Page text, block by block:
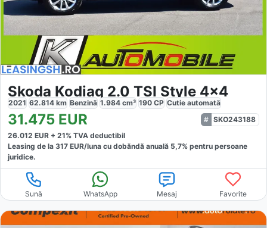
Skoda Kodiaq 2.0 TSI Style 4x4
2021 62.814 km Benzină 1.984 cm³ 190 CP Cutie automată
31.475 EUR
SKO243188
26.012 EUR + 21% TVA deductibil
Leasing de la 317 EUR/luna cu dobăndă anuală 5,7% pentru persoane
juridice.
Sună WhatsApp Mesaj Favorite